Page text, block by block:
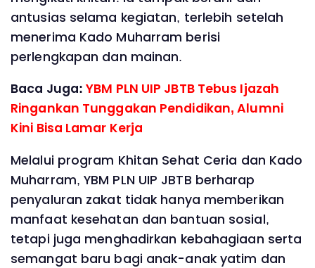
antusias selama kegiatan, terlebih setelah
menerima Kado Muharram berisi
perlengkapan dan mainan.
Baca Juga:YBM PLN UIP JBTB Tebus Ijazah
Ringankan Tunggakan Pendidikan, Alumni
Kini Bisa Lamar Kerja
Melalui program Khitan Sehat Ceria dan Kado
Muharram, YBM PLN UIP JBTB berharap
penyaluran zakat tidak hanya memberikan
manfaat kesehatan dan bantuan sosial,
tetapi juga menghadirkan kebahagiaan serta
semangat baru bagi anak-anak yatim dan